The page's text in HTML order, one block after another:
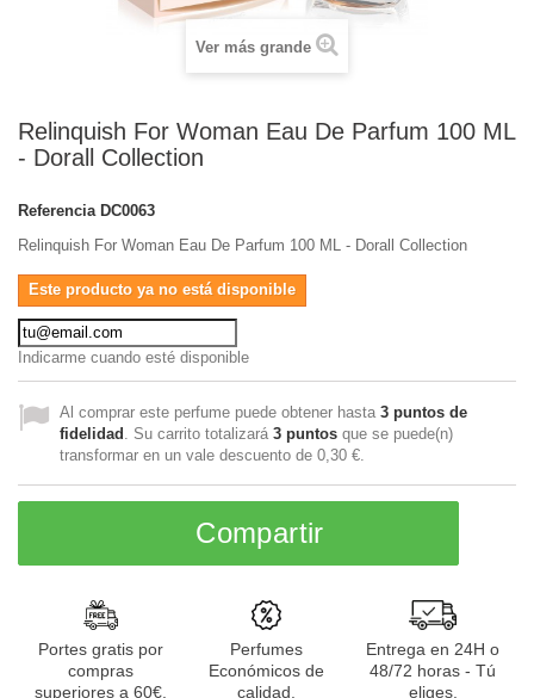
Ver más grande
Relinquish For Woman Eau De Parfum 100 ML
- Dorall Collection
Referencia DC0063
Relinquish For Woman Eau De Parfum 100 ML - Dorall Collection
Este producto ya no está disponible
Indicarme cuando esté disponible
Al comprar este perfume puede obtener hasta 3 puntos de
fidelidad . Su carrito totalizará 3 puntos que se puede(n)
transformar en un vale descuento de 0,30 €
Compartir
Portes gratis por
compras
superiores a 60€.
Perfumes
Económicos de
calidad.
Entrega en 24H o
48/72 horas - Tú
eliges.